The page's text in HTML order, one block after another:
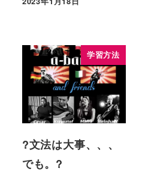
学習方法
?文法は大事、、、
でも。?